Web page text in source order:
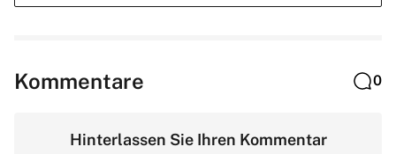
Kommentare 0
Hinterlassen Sie Ihren Kommentar